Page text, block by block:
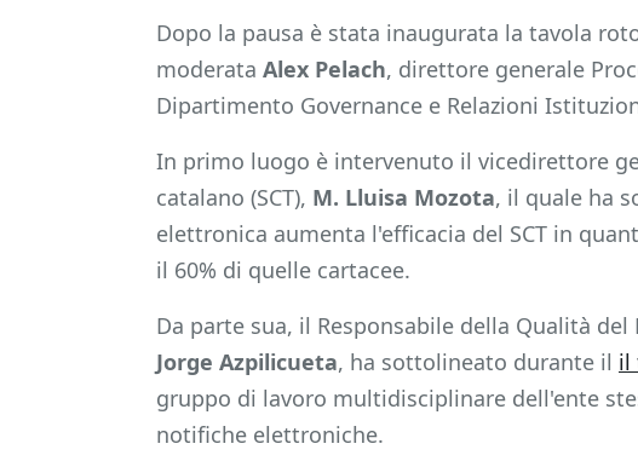
Dopo la pausa è stata inaugurata la tavola
moderata Alex Pelach, direttore generale
Dipartimento Governance e Relazioni
In primo luogo è intervenuto il vicedirettore
catalano (SCT), M. Lluisa Mozota, il quale ha
elettronica aumenta l'efficacia del SCT in
il 60% di quelle cartacee.
Da parte sua, il Responsabile della Qualità
Jorge Azpilicueta, ha sottolineato durante il il
gruppo di lavoro multidisciplinare dell'ente
notifiche elettroniche.